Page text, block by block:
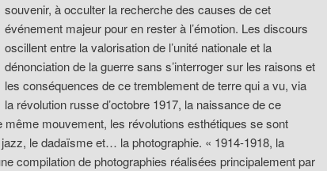
souvenir, à occulter la recherche des causes de cet
événement majeur pour en rester à l’émotion. Les discours
oscillent entre la valorisation de l’unité nationale et la
dénonciation de la guerre sans s’interroger sur les raisons et
les conséquences de ce tremblement de terre qui a vu, via
la révolution russe d’octobre 1917, la naissance de ce
même mouvement, les révolutions esthétiques se sont
le dadaïsme et… la photographie. « 1914-1918, la
compilation de photographies réalisées principalement par